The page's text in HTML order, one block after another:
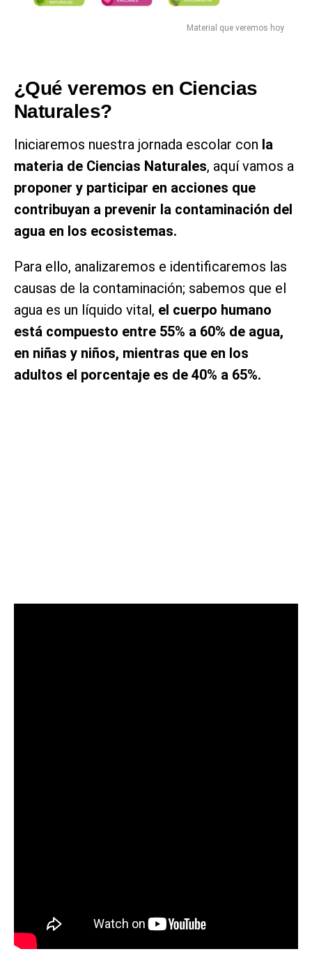
Material que veremos hoy
¿Qué veremos en Ciencias
Naturales?
Iniciaremos nuestra jornada escolar con la
materia de Ciencias Naturales, aquí vamos a
proponer y participar en acciones que
contribuyan a prevenir la contaminación del
agua en los ecosistemas.
Para ello, analizaremos e identificaremos las
causas de la contaminación; sabemos que el
agua es un líquido vital, el cuerpo humano
está compuesto entre 55% a 60% de agua,
en niñas y niños, mientras que en los
adultos el porcentaje es de 40% a 65%.